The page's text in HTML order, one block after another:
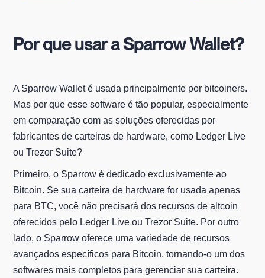
Por que usar a Sparrow Wallet?
A Sparrow Wallet é usada principalmente por bitcoiners.
Mas por que esse software é tão popular, especialmente
em comparação com as soluções oferecidas por
fabricantes de carteiras de hardware, como Ledger Live
ou Trezor Suite?
Primeiro, o Sparrow é dedicado exclusivamente ao
Bitcoin. Se sua carteira de hardware for usada apenas
para BTC, você não precisará dos recursos de altcoin
oferecidos pelo Ledger Live ou Trezor Suite. Por outro
lado, o Sparrow oferece uma variedade de recursos
avançados específicos para Bitcoin, tornando-o um dos
softwares mais completos para gerenciar sua carteira.